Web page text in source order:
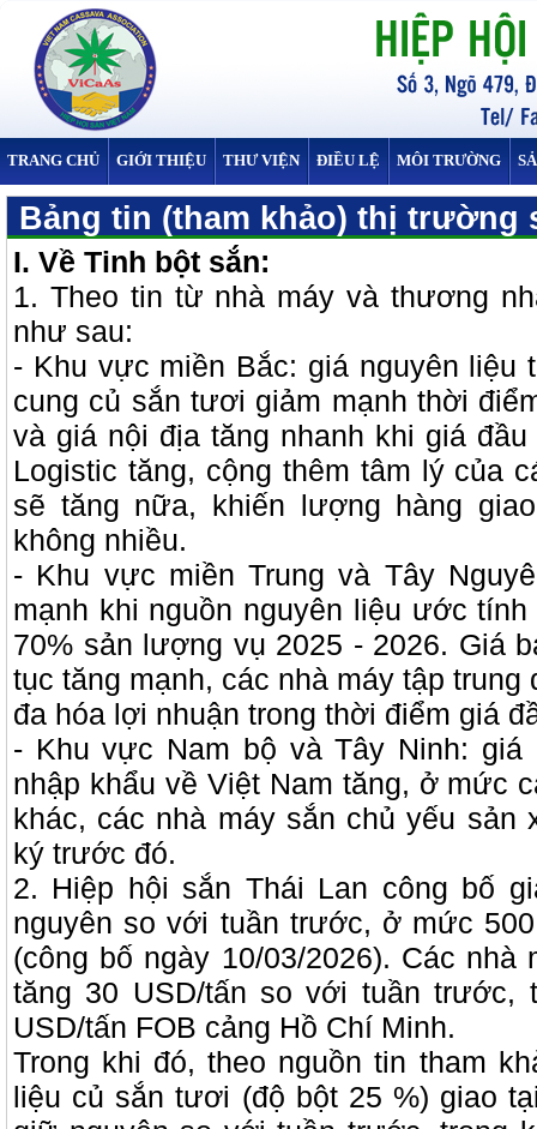
TRANG CHỦ GIỚI THIỆU THƯ VIỆN ĐIỀU LỆ MÔI TRƯỜNG
Bảng tin (tham khảo) thị trường
I. Về Tinh bột sắn:
1. Theo tin từ nhà máy và thương
như sau:
- Khu vực miền Bắc: giá nguyên liệu
cung củ sắn tươi giảm mạnh thời
và giá nội địa tăng nhanh khi giá
Logistic tăng, cộng thêm tâm lý của
sẽ tăng nữa, khiến lượng hàng
không nhiều.
- Khu vực miền Trung và Tây
mạnh khi nguồn nguyên liệu ước
70% sản lượng vụ 2025 - 2026. Giá
tục tăng mạnh, các nhà máy tập trung
đa hóa lợi nhuận trong thời điểm giá
- Khu vực Nam bộ và Tây Ninh: giá
nhập khẩu về Việt Nam tăng, ở mức
khác, các nhà máy sắn chủ yếu sản
ký trước đó.
2. Hiệp hội sắn Thái Lan công bố
nguyên so với tuần trước, ở mức
(công bố ngày 10/03/2026). Các nhà
tăng 30 USD/tấn so với tuần trước,
USD/tấn FOB cảng Hồ Chí Minh.
Trong khi đó, theo nguồn tin tham
liệu củ sắn tươi (độ bột 25 %) giao